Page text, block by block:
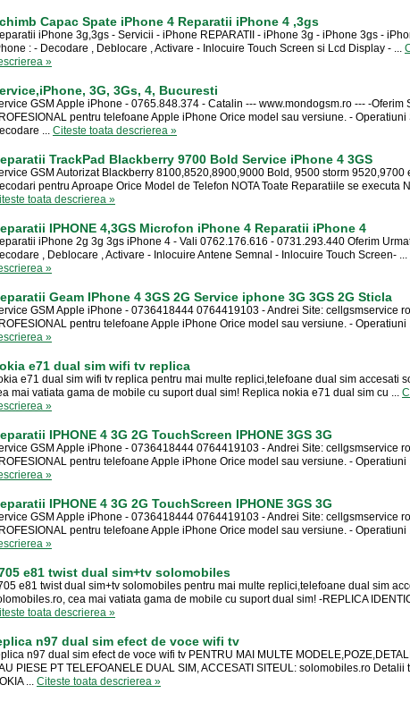
Capac Spate iPhone 4 Reparatii iPhone 4 ,3gs
iPhone 3g,3gs - Servicii - iPhone REPARATII - iPhone 3g - iPhone 3gs -
: - Decodare , Deblocare , Activare - Inlocuire Touch Screen si Lcd Display - ...
»
3G, 3Gs, 4, Bucuresti
GSM Apple iPhone - 0765.848.374 - Catalin --- www.mondogsm.ro --- -Oferim
pentru telefoane Apple iPhone Orice model sau versiune. - Operatiuni
... Citeste toata descrierea »
TrackPad Blackberry 9700 Bold Service iPhone 4 3GS
GSM Autorizat Blackberry 8100,8520,8900,9000 Bold, 9500 storm 9520,9700
pentru Aproape Orice Model de Telefon NOTA Toate Reparatiile se executa
toata descrierea »
IPHONE 4,3GS Microfon iPhone 4 Reparatii iPhone 4
iPhone 2g 3g 3gs iPhone 4 - Vali 0762.176.616 - 0731.293.440 Oferim
, Deblocare , Activare - Inlocuire Antene Semnal - Inlocuire Touch Screen- ...
»
Geam IPhone 4 3GS 2G Service iphone 3G 3GS 2G Sticla
GSM Apple iPhone - 0736418444 0764419103 - Andrei Site: cellgsmservice
pentru telefoane Apple iPhone Orice model sau versiune. - Operatiuni
»
e71 dual sim wifi tv replica
e71 dual sim wifi tv replica pentru mai multe replici,telefoane dual sim accesati
mai vatiata gama de mobile cu suport dual sim! Replica nokia e71 dual sim cu ...
»
IPHONE 4 3G 2G TouchScreen IPHONE 3GS 3G
GSM Apple iPhone - 0736418444 0764419103 - Andrei Site: cellgsmservice
pentru telefoane Apple iPhone Orice model sau versiune. - Operatiuni
»
IPHONE 4 3G 2G TouchScreen IPHONE 3GS 3G
GSM Apple iPhone - 0736418444 0764419103 - Andrei Site: cellgsmservice
pentru telefoane Apple iPhone Orice model sau versiune. - Operatiuni
»
e81 twist dual sim+tv solomobiles
e81 twist dual sim+tv solomobiles pentru mai multe replici,telefoane dual sim
cea mai vatiata gama de mobile cu suport dual sim! -REPLICA
toata descrierea »
n97 dual sim efect de voce wifi tv
n97 dual sim efect de voce wifi tv PENTRU MAI MULTE
PIESE PT TELEFOANELE DUAL SIM, ACCESATI SITEUL: solomobiles.ro Detalii
... Citeste toata descrierea »